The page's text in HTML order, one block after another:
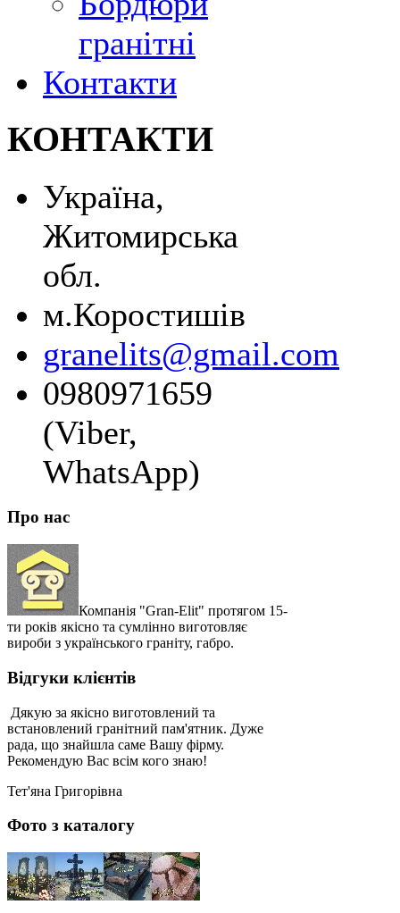
гранітні
Контакти
КОНТАКТИ
Україна,
Житомирська
обл.
м.Коростишів
granelits@gmail.com
0980971659
(Viber,
WhatsApp)
Про нас
Компанія "Gran-Elit" протягом 15-
ти років якісно та сумлінно виготовляє
вироби з українського граніту, габро.
Відгуки клієнтів
Дякую за якісно виготовлений та
встановлений гранітний пам'ятник. Дуже
рада, що знайшла саме Вашу фірму.
Рекомендую Вас всім кого знаю!
Тет'яна Григорівна
Фото з каталогу